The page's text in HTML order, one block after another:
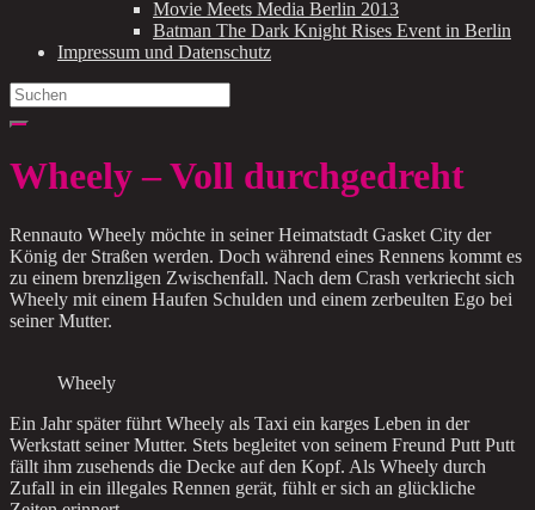
Movie Meets Media Berlin 2013
Batman The Dark Knight Rises Event in Berlin
Impressum und Datenschutz
Search
for:
Wheely – Voll durchgedreht
Rennauto Wheely möchte in seiner Heimatstadt Gasket City der
König der Straßen werden. Doch während eines Rennens kommt es
zu einem brenzligen Zwischenfall. Nach dem Crash verkriecht sich
Wheely mit einem Haufen Schulden und einem zerbeulten Ego bei
seiner Mutter.
Wheely
Ein Jahr später führt Wheely als Taxi ein karges Leben in der
Werkstatt seiner Mutter. Stets begleitet von seinem Freund Putt Putt
fällt ihm zusehends die Decke auf den Kopf. Als Wheely durch
Zufall in ein illegales Rennen gerät, fühlt er sich an glückliche